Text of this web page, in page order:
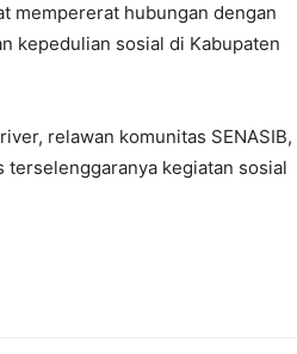
mempererat hubungan dengan
kepedulian sosial di Kabupaten
relawan komunitas SENASIB,
terselenggaranya kegiatan sosial